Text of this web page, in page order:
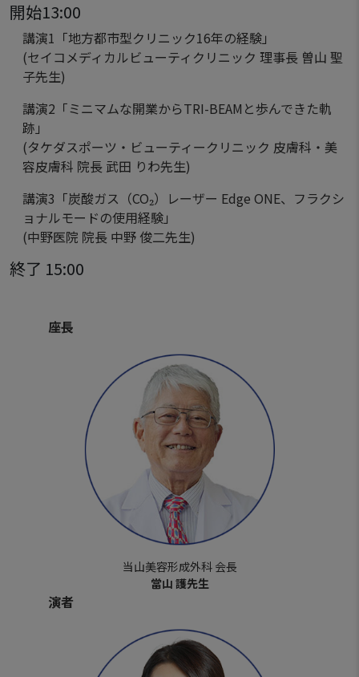
開始13:00
講演1「地方都市型クリニック16年の経験」
(セイコメディカルビューティクリニック 理事長 曽山 聖
子先生)
講演2「ミニマムな開業からTRI-BEAMと歩んできた軌
跡」
(タケダスポーツ・ビューティークリニック 皮膚科・美
容皮膚科 院長 武田 りわ先生)
講演3「炭酸ガス（CO₂）レーザー Edge ONE、フラクシ
ョナルモードの使用経験」
(中野医院 院長 中野 俊二先生)
終了 15:00
座長
当山美容形成外科 会長
當山 護先生
演者